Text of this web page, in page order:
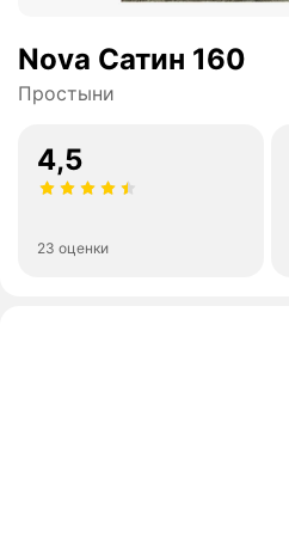
Nova Сатин 160
Простыни
4,5
23 оценки